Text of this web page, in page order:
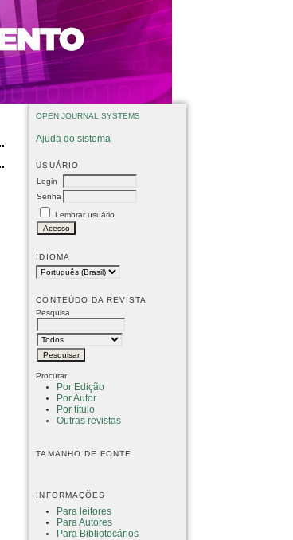
OPEN JOURNAL SYSTEMS
Ajuda do sistema
USUÁRIO
Login
Senha
Lembrar usuário
IDIOMA
CONTEÚDO DA REVISTA
Pesquisa
Procurar
Por Edição
Por Autor
Por título
Outras revistas
TAMANHO DE FONTE
INFORMAÇÕES
Para leitores
Para Autores
Para Bibliotecários